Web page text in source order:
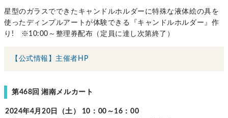
星型のガラスでできたキャンドルホルダーに特殊な液体絵の具を
使ったディンプルアートが体験できる『キャンドルホルダー』作
り! ※10:00～整理券配布（定員に達し次第終了）
【公式情報】主催者HP
第468回 湘南メルカート
2024年4月20日（土） 10：00～16：00